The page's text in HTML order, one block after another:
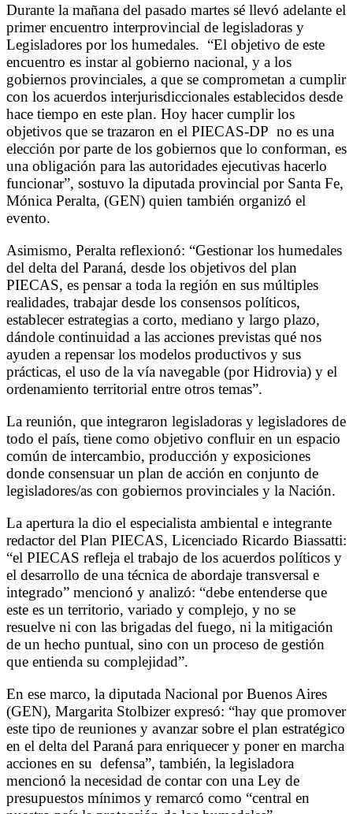
Durante la mañana del pasado martes sé llevó adelante el
primer encuentro interprovincial de legisladoras y
Legisladores por los humedales. “El objetivo de este
encuentro es instar al gobierno nacional, y a los
gobiernos provinciales, a que se comprometan a cumplir
con los acuerdos interjurisdiccionales establecidos desde
hace tiempo en este plan. Hoy hacer cumplir los
objetivos que se trazaron en el PIECAS-DP no es una
elección por parte de los gobiernos que lo conforman, es
una obligación para las autoridades ejecutivas hacerlo
funcionar”, sostuvo la diputada provincial por Santa Fe,
Mónica Peralta, (GEN) quien también organizó el
evento.
Asimismo, Peralta reflexionó: “Gestionar los humedales
del delta del Paraná, desde los objetivos del plan
PIECAS, es pensar a toda la región en sus múltiples
realidades, trabajar desde los consensos políticos,
establecer estrategias a corto, mediano y largo plazo,
dándole continuidad a las acciones previstas qué nos
ayuden a repensar los modelos productivos y sus
prácticas, el uso de la vía navegable (por Hidrovia) y el
ordenamiento territorial entre otros temas”.
La reunión, que integraron legisladoras y legisladores de
todo el país, tiene como objetivo confluir en un espacio
común de intercambio, producción y exposiciones
donde consensuar un plan de acción en conjunto de
legisladores/as con gobiernos provinciales y la Nación.
La apertura la dio el especialista ambiental e integrante
redactor del Plan PIECAS, Licenciado Ricardo Biassatti:
“el PIECAS refleja el trabajo de los acuerdos políticos y
el desarrollo de una técnica de abordaje transversal e
integrado” mencionó y analizó: “debe entenderse que
este es un territorio, variado y complejo, y no se
resuelve ni con las brigadas del fuego, ni la mitigación
de un hecho puntual, sino con un proceso de gestión
que entienda su complejidad”.
En ese marco, la diputada Nacional por Buenos Aires
(GEN), Margarita Stolbizer expresó: “hay que promover
este tipo de reuniones y avanzar sobre el plan estratégico
en el delta del Paraná para enriquecer y poner en marcha
acciones en su defensa”, también, la legisladora
mencionó la necesidad de contar con una Ley de
presupuestos mínimos y remarcó como “central en